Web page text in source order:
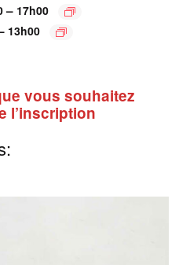
– 17h00
13h00
vous souhaitez
l’inscription